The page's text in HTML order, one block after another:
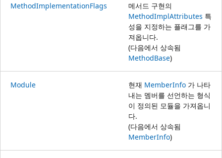
MethodImplementationFlags
메서드 구현의
MethodImplAttributes 특
성을 지정하는 플래그를 가
져옵니다.
(다음에서 상속됨
MethodBase)
Module 현재 MemberInfo 가 나타
내는 멤버를 선언하는 형식
이 정의된 모듈을 가져옵니
다.
(다음에서 상속됨
MemberInfo)